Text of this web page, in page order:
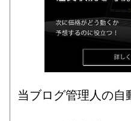
当ブログ管理人の自